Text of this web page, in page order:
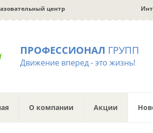
центр
ПРОФЕССИОНАЛ ГРУПП
Движение вперед - это жизнь!
О компании Акции